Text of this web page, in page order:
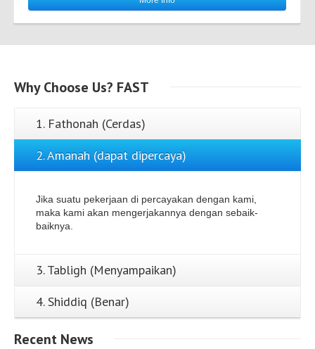
WhyChoose Us? FAST
1. Fathonah (Cerdas)
2. Amanah (dapat dipercaya)
Jika suatu pekerjaan di percayakan dengan kami,
maka kami akan mengerjakannya dengan sebaik-
baiknya.
3. Tabligh (Menyampaikan)
4. Shiddiq (Benar)
Recent News